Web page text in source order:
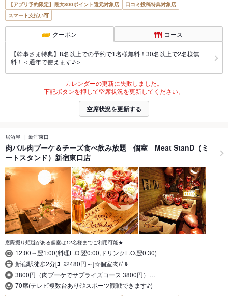
【アプリ予約限定】最大800ポイント還元対象店
口コミ投稿特典対象店
スマート支払い可
クーポン コース
【幹事さま特典】8名以上での予約で1名様無料！30名以上で2名様無
料！＜通年で使えます♪＞
カレンダーの更新に失敗しました。
下記ボタンを押して空席状況を更新してください。
空席状況を更新する
居酒屋 新宿東口
肉バル肉ブーケ＆チーズ食べ飲み放題 個室 Meat StanD（ミ
ートスタンド）新宿東口店
窓際掘り炬燵がある個室は12名様までご利用可能★
12:00～翌1:00(料理L.O.翌0:00,ドリンクL.O.翌0:30)
新宿駅徒歩2分[ｺｰｽ2480円～]☆個室肉ﾊﾞﾙ
3800円（肉ブーケでサプライズコース 3800円）…
70席(テレビ複数台あり◎スポーツ観戦できます♪)